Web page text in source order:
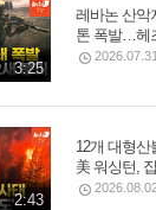
3:25
레바논 산악
톤 폭발…헤
2026.07.31
2:43
12개 대형
美 워싱턴,